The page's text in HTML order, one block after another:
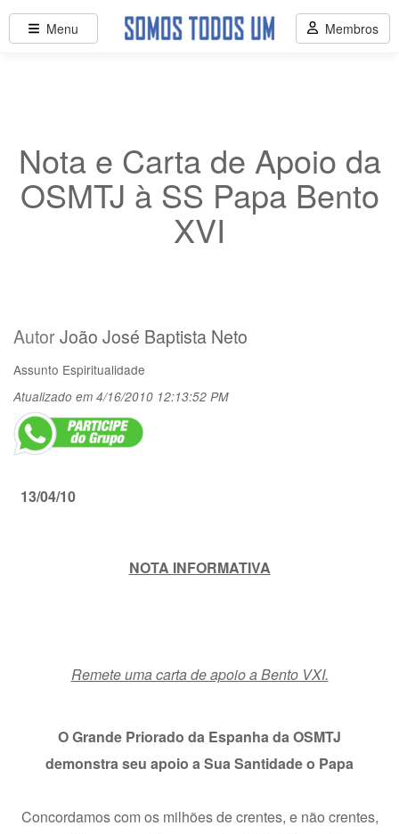
Nota e Carta de Apoio da
OSMTJ à SS Papa Bento
XVI
AutorJoão José Baptista Neto
Assunto Espiritualidade
Atualizado em 4/16/2010 12:13:52 PM
13/04/10
NOTA INFORMATIVA
Remete uma carta de apoio a Bento VXI.
O Grande Priorado da Espanha da OSMTJ
demonstra seu apoio a Sua Santidade o Papa
Concordamos com os milhões de crentes, e não crentes,
Menu Membros